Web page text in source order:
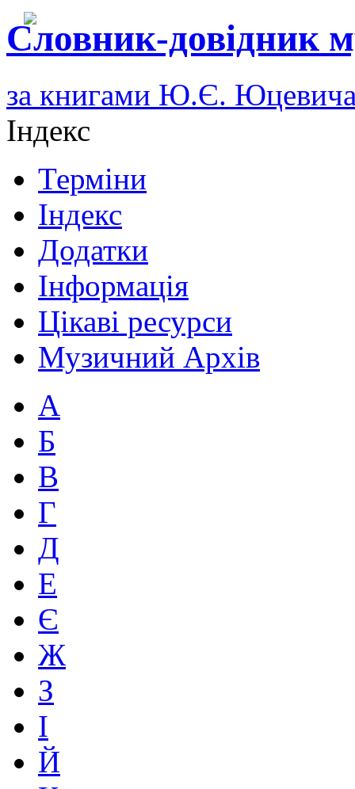
Словник-довідник
за книгами Ю.Є.
Індекс
Терміни
Індекс
Додатки
Інформація
Цікаві ресурси
Музичний Архів
А
Б
В
Г
Д
Е
Є
Ж
З
І
Й